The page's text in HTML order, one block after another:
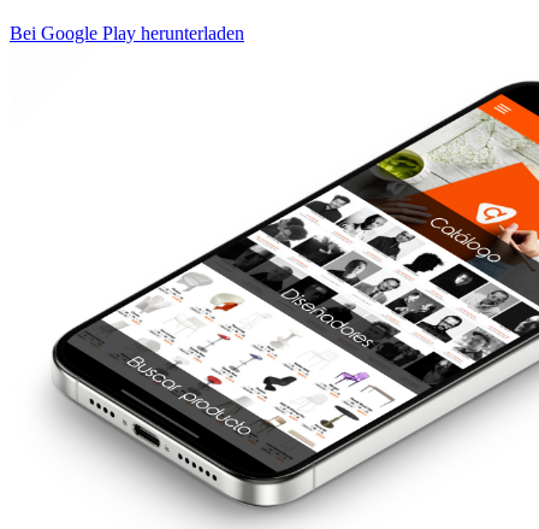
Bei Google Play herunterladen